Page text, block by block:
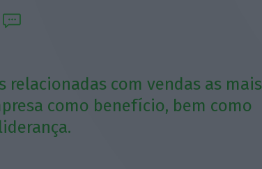
relacionadas com vendas as mais
como benefício, bem como